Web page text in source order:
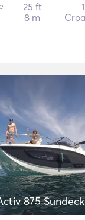
25 ft
8 m
875 Sundeck